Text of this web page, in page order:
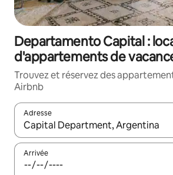
Departamento Capital :
d'appartements de
Trouvez et réservez des
Airbnb
Adresse
Lorsque les résultats s'affichent,
Arrivée